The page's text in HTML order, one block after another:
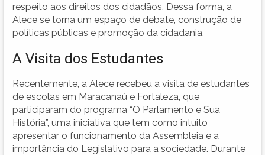
respeito aos direitos dos cidadãos. Dessa forma, a
Alece se torna um espaço de debate, construção de
políticas públicas e promoção da cidadania.
A Visita dos Estudantes
Recentemente, a Alece recebeu a visita de estudantes
de escolas em Maracanaú e Fortaleza, que
participaram do programa “O Parlamento e Sua
História”, uma iniciativa que tem como intuito
apresentar o funcionamento da Assembleia e a
importância do Legislativo para a sociedade. Durante